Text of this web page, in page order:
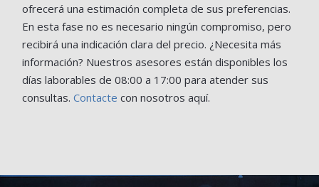
ofrecerá una estimación completa de sus preferencias.
En esta fase no es necesario ningún compromiso, pero
recibirá una indicación clara del precio. ¿Necesita más
información? Nuestros asesores están disponibles los
días laborables de 08:00 a 17:00 para atender sus
consultas. Contacte con nosotros aquí.